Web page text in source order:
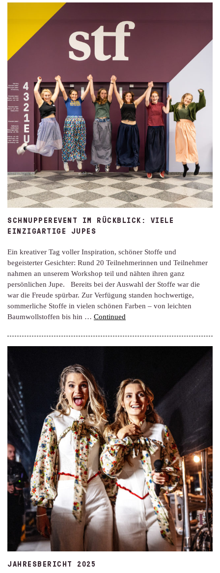
SCHNUPPEREVENT IM RÜCKBLICK: VIELE
EINZIGARTIGE JUPES
Ein kreativer Tag voller Inspiration, schöner Stoffe und
begeisterter Gesichter: Rund 20 Teilnehmerinnen und Teilnehmer
nahmen an unserem Workshop teil und nähten ihren ganz
persönlichen Jupe. Bereits bei der Auswahl der Stoffe war die
war die Freude spürbar. Zur Verfügung standen hochwertige,
sommerliche Stoffe in vielen schönen Farben – von leichten
Baumwollstoffen bis hin … Continued
JAHRESBERICHT 2025